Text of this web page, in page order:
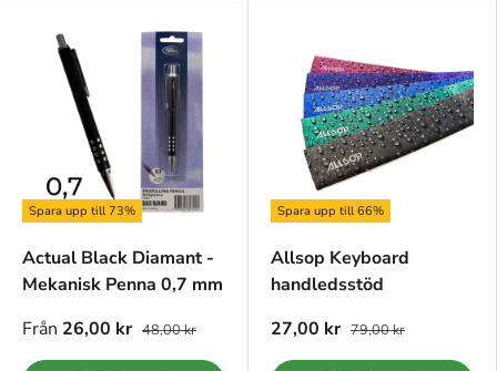
Spara upp till 73%
Actual Black Diamant -
Mekanisk Penna 0,7 mm
Från 26,00 kr 48,00 kr
Spara upp till 66%
Allsop Keyboard
handledsstöd
27,00 kr 79,00 kr